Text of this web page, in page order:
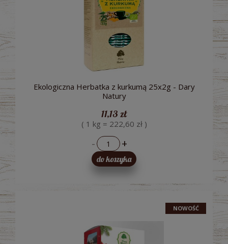
Ekologiczna Herbatka z kurkumą 25x2g - Dary
Natury
11,13 zł
( 1 kg = 222,60 zł )
- +
do koszyka
NOWOŚĆ